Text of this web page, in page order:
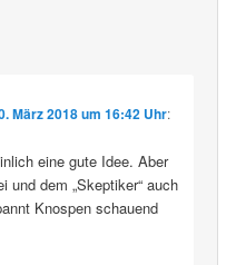
März 2018 um 16:42 Uhr:
eine gute Idee. Aber
und dem „Skeptiker“ auch
Knospen schauend